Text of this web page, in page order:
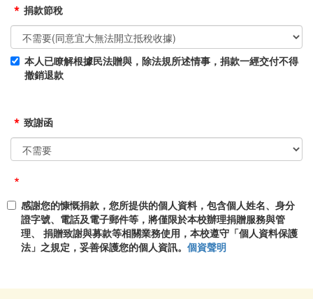
* 捐款節稅
本人已瞭解根據民法贈與，除法規所述情事，捐款一經交付不得
撤銷退款
* 致謝函
*
感謝您的慷慨捐款，您所提供的個人資料，包含個人姓名、身分
證字號、電話及電子郵件等，將僅限於本校辦理捐贈服務與管
理、 捐贈致謝與募款等相關業務使用，本校遵守「個人資料保護
法」之規定，妥善保護您的個人資訊。 個資聲明